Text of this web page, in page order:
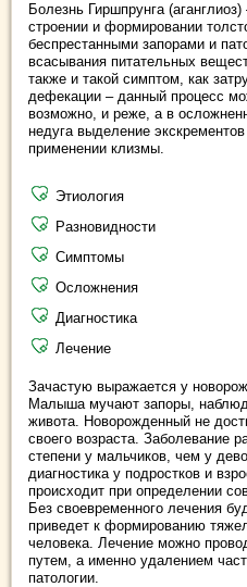
Болезнь Гиршпрунга
строении и формировании
беспрестанными запорами и
всасывания питательных
также и такой симптом, как
дефекации – данный процесс
возможно, и реже, а в
недуга выделение
применении клизмы.
Этиология
Разновидности
Симптомы
Осложнения
Диагностика
Лечение
Зачастую выражается у
Малыша мучают запоры,
живота. Новорожденный не
своего возраста. Заболевание
степени у мальчиков, чем у
диагностика у подростков и
происходит при определении
Без своевременного лечения
приведет к формированию
человека. Лечение можно
путем, а именно удалением
патологии.